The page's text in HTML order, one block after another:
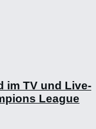
im TV und Live-
League